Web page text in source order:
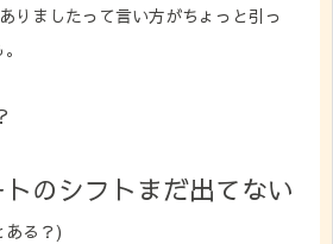
りましたって言い方がちょっと引っ
トのシフトまだ出てない
ある？)